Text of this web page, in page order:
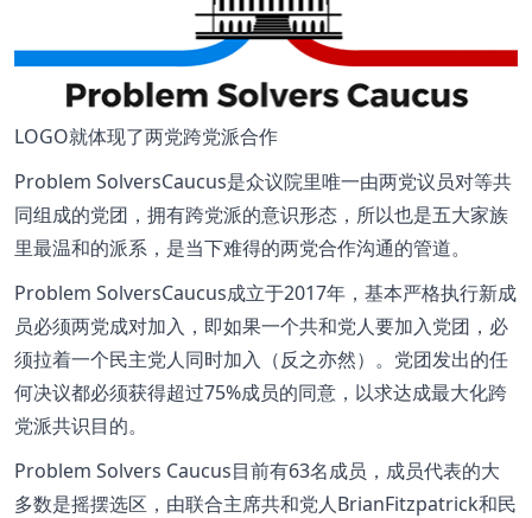
LOGO就体现了两党跨党派合作
Problem SolversCaucus是众议院里唯一由两党议员对等共
同组成的党团，拥有跨党派的意识形态，所以也是五大家族
里最温和的派系，是当下难得的两党合作沟通的管道。
Problem SolversCaucus成立于2017年，基本严格执行新成
员必须两党成对加入，即如果一个共和党人要加入党团，必
须拉着一个民主党人同时加入（反之亦然）。党团发出的任
何决议都必须获得超过75%成员的同意，以求达成最大化跨
党派共识目的。
Problem Solvers Caucus目前有63名成员，成员代表的大
多数是摇摆选区，由联合主席共和党人BrianFitzpatrick和民